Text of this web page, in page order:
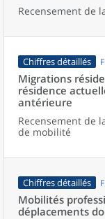
Recensement de
Chiffres détaillés
Migrations
résidence
antérieure
Recensement de
de mobilité
Chiffres détaillés
Mobilités
déplacements